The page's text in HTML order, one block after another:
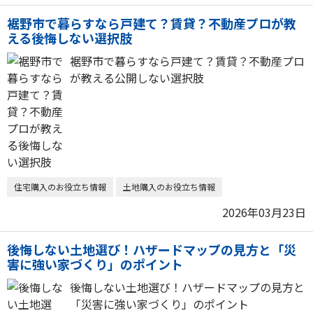
裾野市で暮らすなら戸建て？賃貸？不動産プロが教
える後悔しない選択肢
裾野市で暮らすなら戸建て？賃貸？不動産プロ
が教える公開しない選択肢
住宅購入のお役立ち情報 土地購入のお役立ち情報
2026年03月23日
後悔しない土地選び！ハザードマップの見方と「災
害に強い家づくり」のポイント
後悔しない土地選び！ハザードマップの見方と
「災害に強い家づくり」のポイント